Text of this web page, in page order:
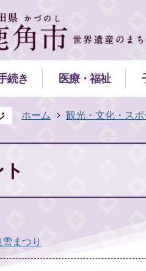
続き 医療・福祉
ホーム 観光・文化・スポ
まつり